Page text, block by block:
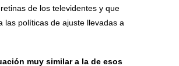
de los televidentes y que
las políticas de ajuste llevadas a
muy similar a la de esos